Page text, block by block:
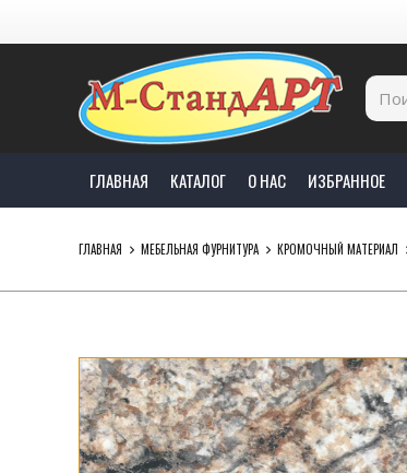
ГЛАВНАЯ КАТАЛОГ О НАС ИЗБРАННОЕ
ГЛАВНАЯ МЕБЕЛЬНАЯ ФУРНИТУРА КРОМОЧНЫЙ МАТЕРИАЛ